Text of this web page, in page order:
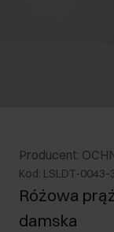
Producent:
Kod: LSLDT-0043-
Różowa
damska